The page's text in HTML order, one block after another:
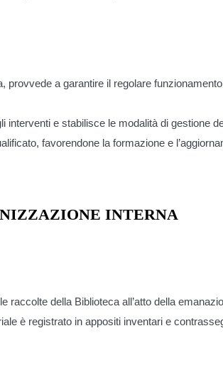
a garantire il regolare
e stabilisce le modalità di gestione
favorendone la formazione e
INTERNA
della Biblioteca all’atto della
è registrato in appositi inventari e